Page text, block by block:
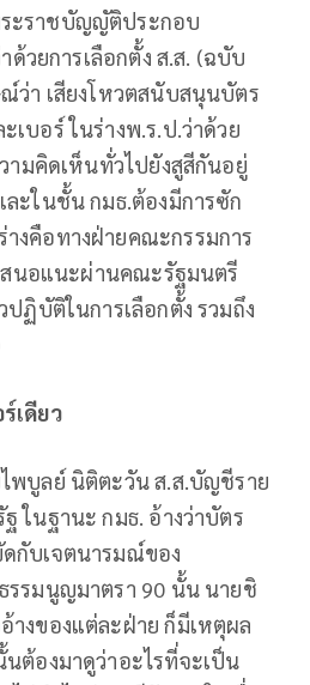
ะราชบัญญัติประกอบ
ด้วยการเลือกตั้ง ส.ส. (ฉบับ
ว่า เสียงโหวตสนับสนุนบัตร
เบอร์ ในร่างพ.ร.ป.ว่าด้วย
ามคิดเห็นทั่วไปยังสูสีกันอยู่
ละในชั้น กมธ.ต้องมีการซัก
งคือทางฝ่ายคณะกรรมการ
สนอแนะผ่านคณะรัฐมนตรี
ฏิบัติในการเลือกตั้ง รวมถึง
เดียว
พบูลย์ นิติตะวัน ส.ส.บัญชีราย
ในฐานะ กมธ. อ้างว่าบัตร
กับเจตนารมณ์ของ
รรมนูญมาตรา 90 นั้น นายชิ
างของแต่ละฝ่าย ก็มีเหตุผล
นต้องมาดูว่าอะไรที่จะเป็น